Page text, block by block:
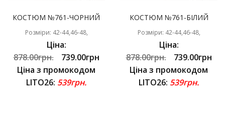
КОСТЮМ №761-ЧОРНИЙ
Розміри: 42-44,46-48,
Ціна:
878.00грн.
739.00грн
Ціна з промокодом
LITO26: 539грн.
КОСТЮМ №761-БІЛИЙ
Розміри: 42-44,46-48,
Ціна:
878.00грн.
739.00грн
Ціна з промокодом
LITO26: 539грн.